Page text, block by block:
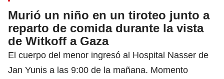
Murió un niño en un tiroteo junto a
reparto de comida durante la vista
de Witkoff a Gaza
El cuerpo del menor ingresó al Hospital Nasser de
Jan Yunis a las 9:00 de la mañana. Momento